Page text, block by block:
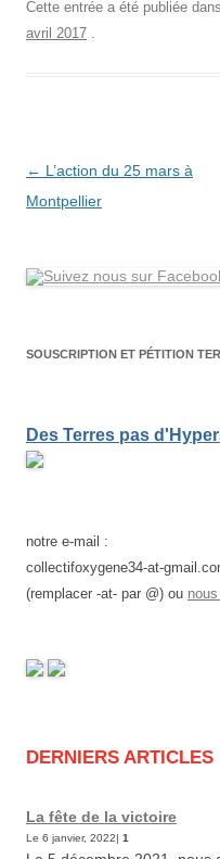
Cette entrée a été publiée dans
avril 2017 .
Navigation
des
← L’action du 25 mars à
Montpellier
SOUSCRIPTION ET PÉTITION
Des Terres pas
notre e-mail :
collectifoxygene34-at-
(remplacer -at- par @) ou
DERNIERS ARTICLES
La fête de la victoire
Le 6 janvier, 2022| 1